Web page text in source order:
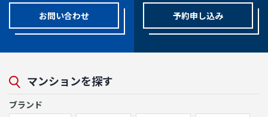
お問い合わせ 予約申し込み
マンションを探す
ブランド